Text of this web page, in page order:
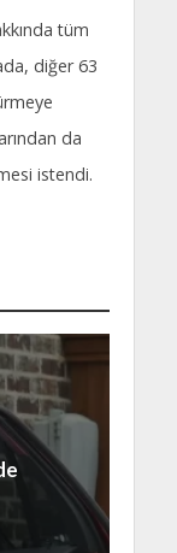
tüm
diğer 63
da
istendi.